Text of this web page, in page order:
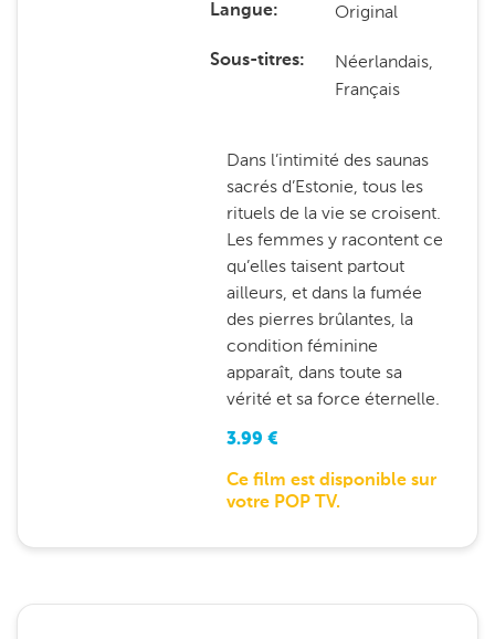
Langue Original
Sous-titres
Néerlandais,
Français
Dans l’intimité des saunas
sacrés d’Estonie, tous les
rituels de la vie se croisent.
Les femmes y racontent ce
qu’elles taisent partout
ailleurs, et dans la fumée
des pierres brûlantes, la
condition féminine
apparaît, dans toute sa
vérité et sa force éternelle.
3.99 €
Ce film est disponible sur
votre POP TV.